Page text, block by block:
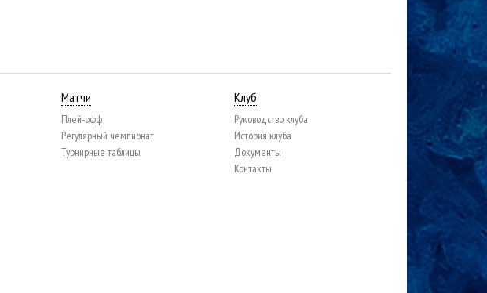
Матчи
Плей-офф
Регулярный чемпионат
Турнирные таблицы
Клуб
Руководство клуба
История клуба
Документы
Контакты